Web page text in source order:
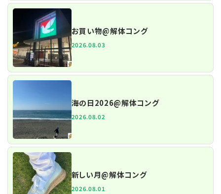
お買い物@解体コング
2026.08.03
海の日2026@解体コング
2026.08.02
新しい月@解体コング
2026.08.01